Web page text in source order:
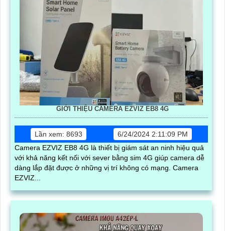
GIỚI THIỆU CAMERA EZVIZ EB8 4G
Lần xem: 8693
6/24/2024 2:11:09 PM
Camera EZVIZ EB8 4G là thiết bị giám sát an ninh hiệu quả
với khả năng kết nối với sever bằng sim 4G giúp camera dễ
dàng lắp đặt được ở những vị trí không có mạng. Camera
EZVIZ...